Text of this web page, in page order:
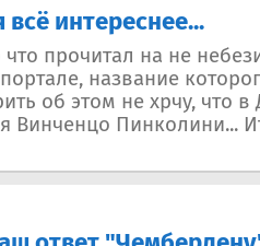
всё интереснее...
что прочитал на не
название
об этом не хрчу, что
Винченцо Пинколини...